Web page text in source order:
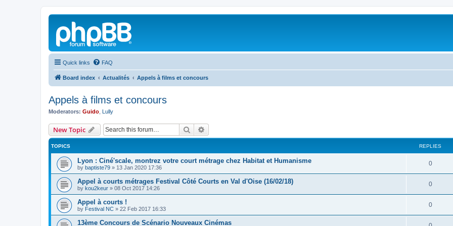
Quick links FAQ
Board index Actualités Appels à films et concours
Appels à films et concours
Moderators: Guido Lully
New Topic Search
TOPICS REPLIES
Lyon : Ciné'scale, montrez votre court métrage chez Habitat et Humanisme
by baptiste79 » 13 Jan 2020 17:36
0
Appel à courts métrages Festival Côté Courts en Val d'Oise (16/02/18)
by kou2keur » 08 Oct 2017 14:26
0
Appel à courts !
by Festival NC » 22 Feb 2017 16:33
0
13ème Concours de Scénario Nouveaux Cinémas